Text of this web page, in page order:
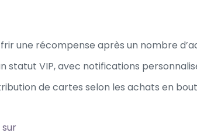
une récompense après un nombre
statut VIP, avec notifications
de cartes selon les achats en